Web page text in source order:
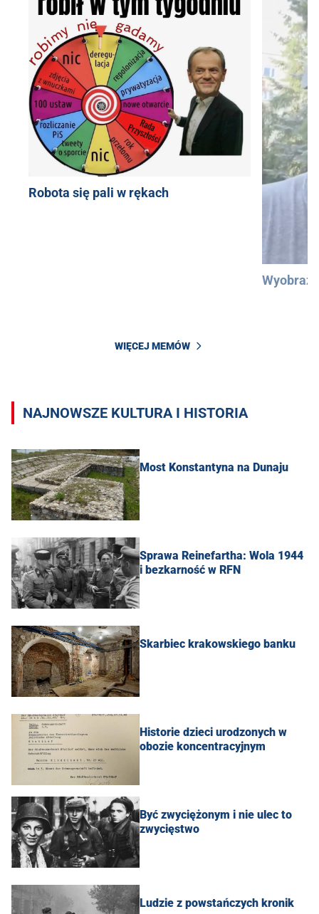
Robota się pali w rękach
WIĘCEJ MEMÓW
NAJNOWSZE KULTURA I HISTORIA
Most Konstantyna na Dunaju
Sprawa Reinefartha: Wola 1944
i bezkarność w RFN
Skarbiec krakowskiego banku
Historie dzieci urodzonych w
obozie koncentracyjnym
Być zwyciężonym i nie ulec to
zwycięstwo
Ludzie z powstańczych kronik